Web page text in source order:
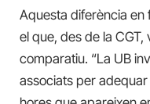
Aquesta diferència en
el que, des de la
comparatiu. “La UB
associats per